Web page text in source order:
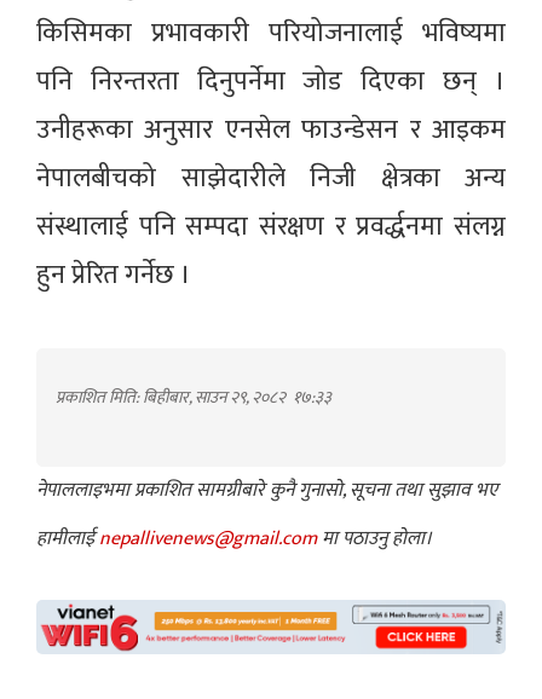
किसिमका प्रभावकारी परियोजनालाई भविष्यमा
पनि निरन्तरता दिनुपर्नेमा जोड दिएका छन् ।
उनीहरूका अनुसार एनसेल फाउन्डेसन र आइकम
नेपालबीचको साझेदारीले निजी क्षेत्रका अन्य
संस्थालाई पनि सम्पदा संरक्षण र प्रवर्द्धनमा संलग्न
हुन प्रेरित गर्नेछ ।
प्रकाशित मिति: बिहीबार, साउन २९, २०८२ १७:३३
नेपाललाइभमा प्रकाशित सामग्रीबारे कुनै गुनासो, सूचना तथा सुझाव भए
हामीलाईnepallivenews@gmail.comमा पठाउनु होला।